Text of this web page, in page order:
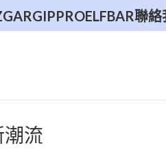
GIPPROELFBAR聯絡
流